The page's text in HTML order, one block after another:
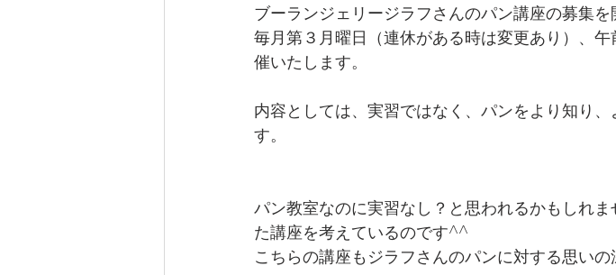
ブーランジェリージラフさんのパン講座の募集を
毎月第３月曜日（連休がある時は変更あり）、
催いたします。
内容としては、実習ではなく、パンをより知り
す。
パン教室なのに実習なし？と思われるかもしれ
た講座を考えているのです^^
こちらの講座もジラフさんのパンに対する思い